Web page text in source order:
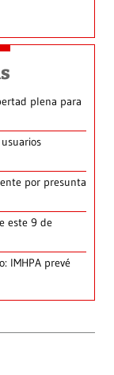
plena para
por presunta
este 9 de
IMHPA prevé